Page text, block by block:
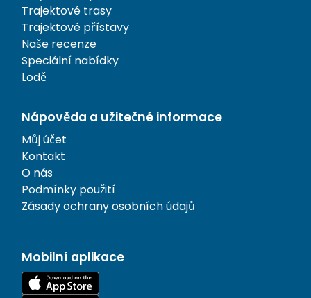
Trajektové trasy
Trajektové přístavy
Naše recenze
Speciální nabídky
Lodě
Nápověda a užitečné informace
Můj účet
Kontakt
O nás
Podmínky použití
Zásady ochrany osobních údajů
Mobilní aplikace